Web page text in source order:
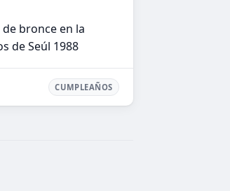
bronce en la
de Seúl 1988
CUMPLEAÑOS